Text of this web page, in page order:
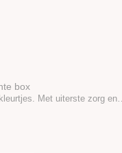
box
Met uiterste zorg en…